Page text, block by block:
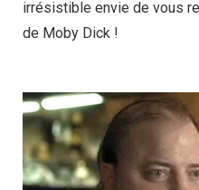
irrésistible envie de vous
de Moby Dick !